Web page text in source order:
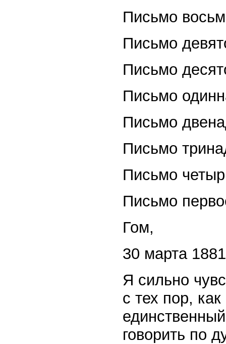
Письмо
Письмо
Письмо
Письмо
Письмо
Письмо
Письмо
Письмо
Гом,
30 марта 1881
Я сильно
с тех пор,
говорить по